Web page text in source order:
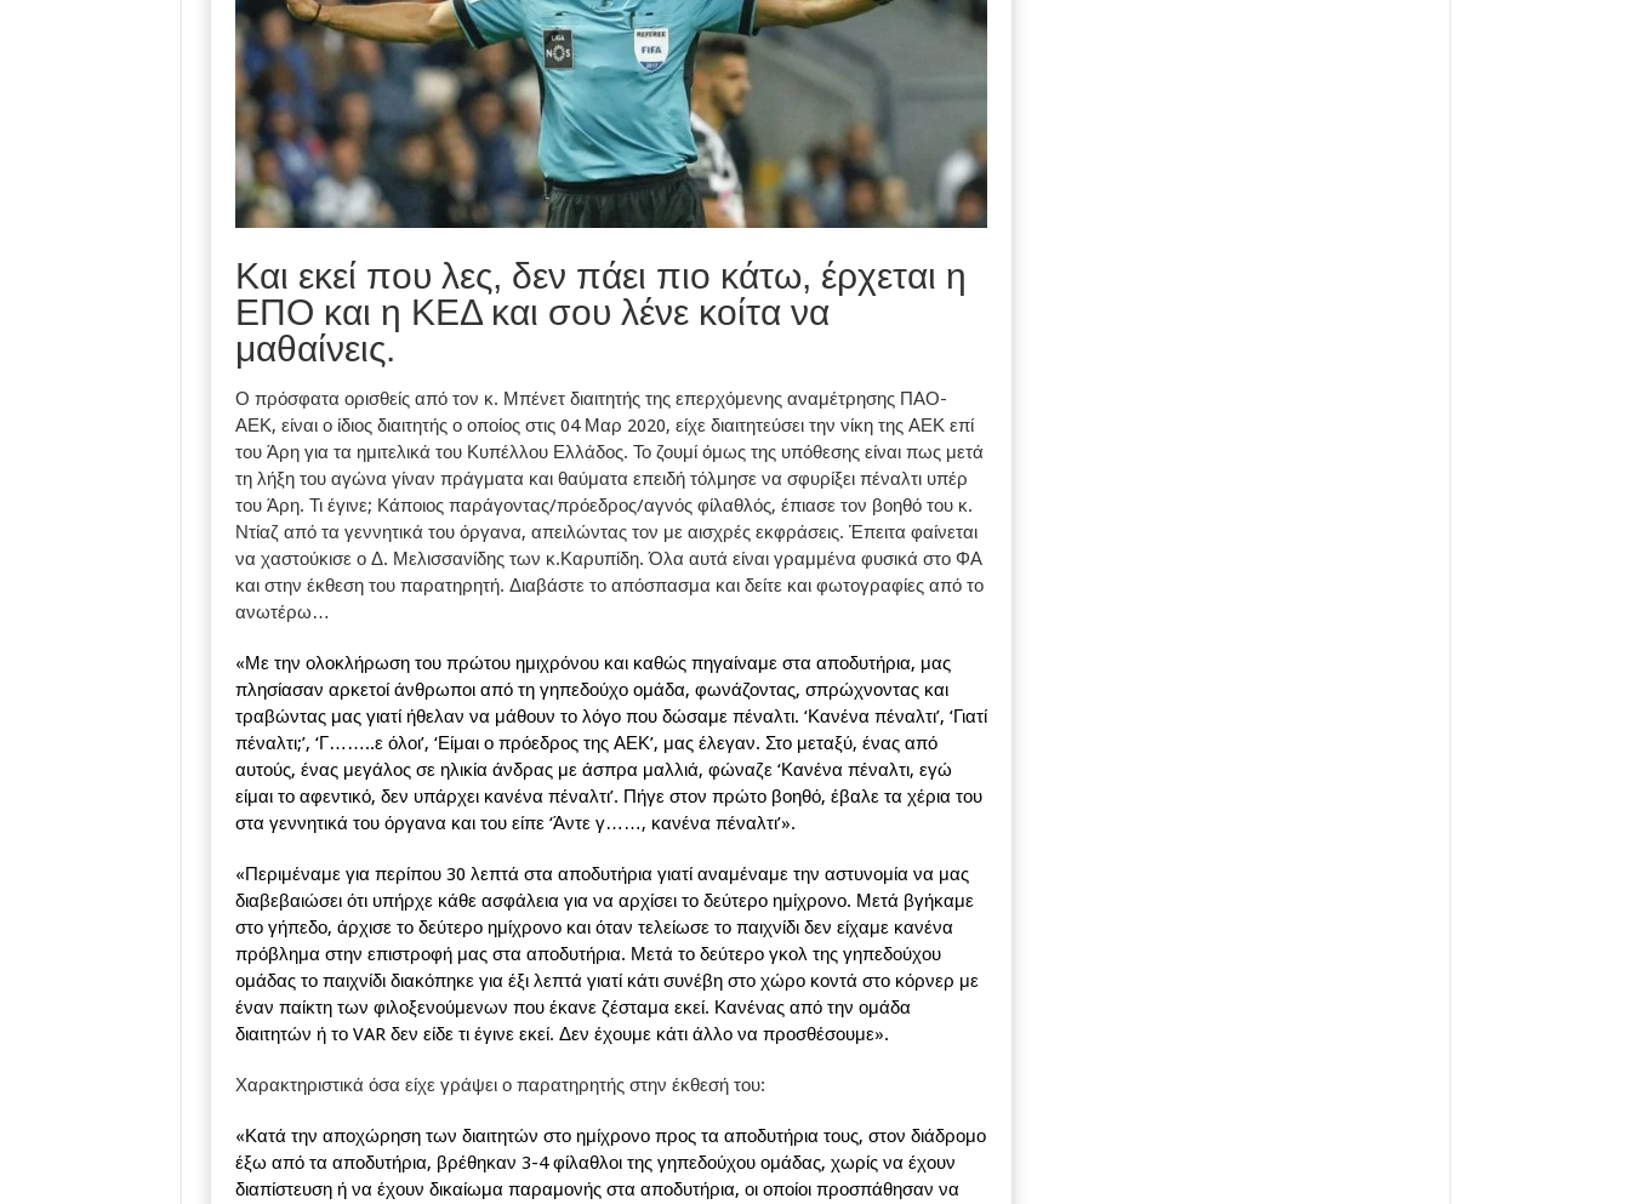
Και εκεί που λες, δεν πάει πιο κάτω, έρχεται η
ΕΠΟ και η ΚΕΔ και σου λένε κοίτα να
μαθαίνεις.
Ο πρόσφατα ορισθείς από τον κ. Μπένετ διαιτητής της επερχόμενης αναμέτρησης ΠΑΟ-
ΑΕΚ, είναι ο ίδιος διαιτητής ο οποίος στις 04 Μαρ 2020, είχε διαιτητεύσει την νίκη της ΑΕΚ επί
του Άρη για τα ημιτελικά του Κυπέλλου Ελλάδος. Το ζουμί όμως της υπόθεσης είναι πως μετά
τη λήξη του αγώνα γίναν πράγματα και θαύματα επειδή τόλμησε να σφυρίξει πέναλτι υπέρ
του Άρη. Τι έγινε; Κάποιος παράγοντας/πρόεδρος/αγνός φίλαθλός, έπιασε τον βοηθό του κ.
Ντίαζ από τα γεννητικά του όργανα, απειλώντας τον με αισχρές εκφράσεις. Έπειτα φαίνεται
να χαστούκισε ο Δ. Μελισσανίδης των κ.Καρυπίδη. Όλα αυτά είναι γραμμένα φυσικά στο ΦΑ
και στην έκθεση του παρατηρητή. Διαβάστε το απόσπασμα και δείτε και φωτογραφίες από το
ανωτέρω…
«Με την ολοκλήρωση του πρώτου ημιχρόνου και καθώς πηγαίναμε στα αποδυτήρια, μας
πλησίασαν αρκετοί άνθρωποι από τη γηπεδούχο ομάδα, φωνάζοντας, σπρώχνοντας και
τραβώντας μας γιατί ήθελαν να μάθουν το λόγο που δώσαμε πέναλτι. ‘Κανένα πέναλτι’, ‘Γιατί
πέναλτι;’, ‘Γ……..ε όλοι’, ‘Είμαι ο πρόεδρος της ΑΕΚ’, μας έλεγαν. Στο μεταξύ, ένας από
αυτούς, ένας μεγάλος σε ηλικία άνδρας με άσπρα μαλλιά, φώναζε ‘Κανένα πέναλτι, εγώ
είμαι το αφεντικό, δεν υπάρχει κανένα πέναλτι’. Πήγε στον πρώτο βοηθό, έβαλε τα χέρια του
στα γεννητικά του όργανα και του είπε ‘Άντε γ……, κανένα πέναλτι’».
«Περιμέναμε για περίπου 30 λεπτά στα αποδυτήρια γιατί αναμέναμε την αστυνομία να μας
διαβεβαιώσει ότι υπήρχε κάθε ασφάλεια για να αρχίσει το δεύτερο ημίχρονο. Μετά βγήκαμε
στο γήπεδο, άρχισε το δεύτερο ημίχρονο και όταν τελείωσε το παιχνίδι δεν είχαμε κανένα
πρόβλημα στην επιστροφή μας στα αποδυτήρια. Μετά το δεύτερο γκολ της γηπεδούχου
ομάδας το παιχνίδι διακόπηκε για έξι λεπτά γιατί κάτι συνέβη στο χώρο κοντά στο κόρνερ με
έναν παίκτη των φιλοξενούμενων που έκανε ζέσταμα εκεί. Κανένας από την ομάδα
διαιτητών ή το VAR δεν είδε τι έγινε εκεί. Δεν έχουμε κάτι άλλο να προσθέσουμε».
Χαρακτηριστικά όσα είχε γράψει ο παρατηρητής στην έκθεσή του:
«Κατά την αποχώρηση των διαιτητών στο ημίχρονο προς τα αποδυτήρια τους, στον διάδρομο
έξω από τα αποδυτήρια, βρέθηκαν 3-4 φίλαθλοι της γηπεδούχου ομάδας, χωρίς να έχουν
διαπίστευση ή να έχουν δικαίωμα παραμονής στα αποδυτήρια, οι οποίοι προσπάθησαν να